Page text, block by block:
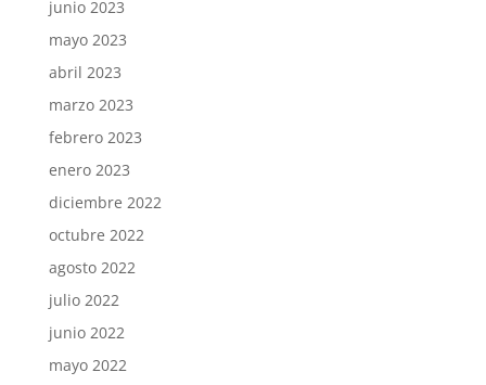
junio 2023
mayo 2023
abril 2023
marzo 2023
febrero 2023
enero 2023
diciembre 2022
octubre 2022
agosto 2022
julio 2022
junio 2022
mayo 2022